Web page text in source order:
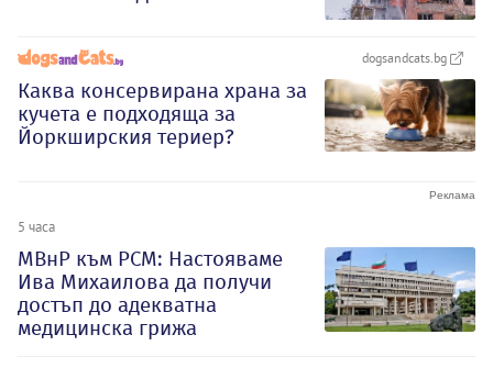
dogsandcats.bg
Каква консервирана храна за
кучета е подходяща за
Йоркширския териер?
5 часа
МВнР към РСМ: Настояваме
Ива Михаилова да получи
достъп до адекватна
медицинска грижа